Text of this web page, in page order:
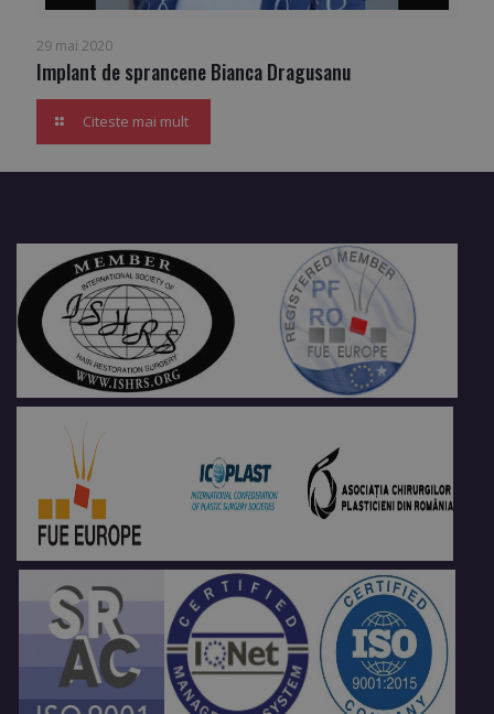
29 mai 2020
Implant de sprancene Bianca Dragusanu
Citeste mai mult